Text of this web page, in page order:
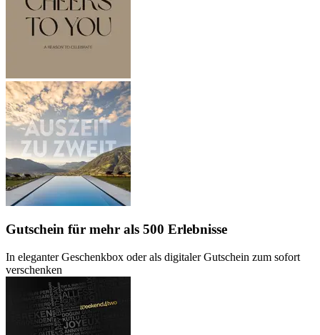
Gutschein für mehr als 500 Erlebnisse
In eleganter Geschenkbox oder als digitaler Gutschein zum sofort
verschenken